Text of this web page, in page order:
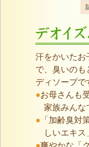
汗をかいたお
で、臭いのも
ディソープで
●お母さんも
家族みんな
●「加齢臭対
しいエキス